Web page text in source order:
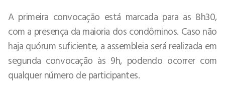
A primeira convocação está marcada para as 8h30,
com a presença da maioria dos condôminos. Caso não
haja quórum suficiente, a assembleia será realizada em
segunda convocação às 9h, podendo ocorrer com
qualquer número de participantes.